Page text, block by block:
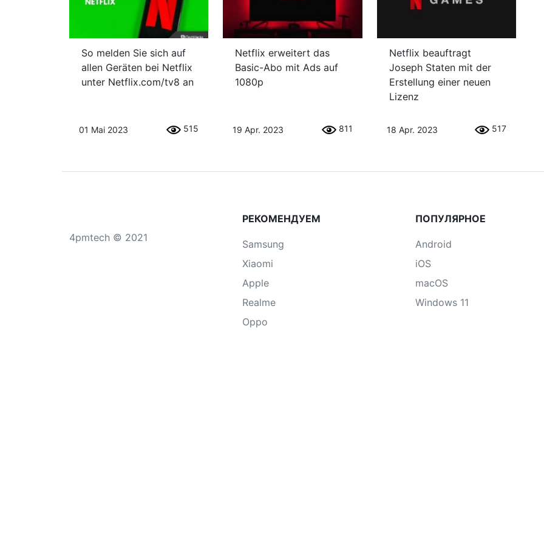
So melden Sie sich auf
allen Geräten bei Netflix
unter Netflix.com/tv8 an
01 Mai 2023 515
Netflix erweitert das
Basic-Abo mit Ads auf
1080p
19 Apr. 2023 811
Netflix beauftragt
Joseph Staten mit der
Erstellung einer neuen
Lizenz
18 Apr. 2023 517
4pmtech © 2021
РЕКОМЕНДУЕМ
Samsung
Xiaomi
Apple
Realme
Oppo
ПОПУЛЯРНОЕ
Android
iOS
macOS
Windows 11